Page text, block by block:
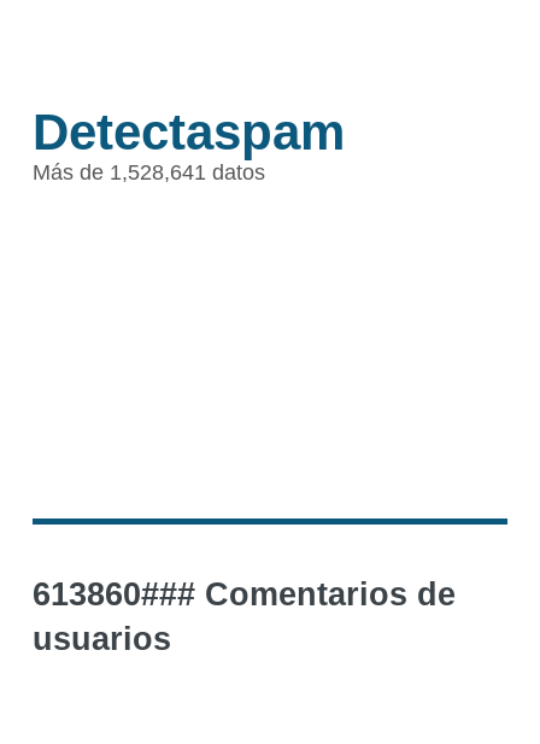
Detectaspam
Más de 1,528,641 datos
613860### Comentarios de
usuarios